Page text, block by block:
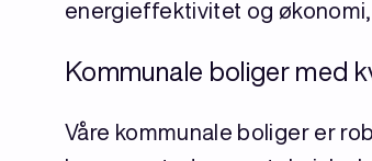
energieffektivitet og
Kommunale boliger med
Våre kommunale boliger er